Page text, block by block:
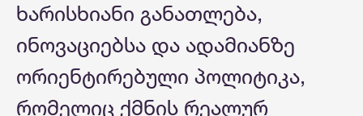
ხარისხიანი განათლება,
ინოვაციებსა და ადამიანზე
ორიენტირებული პოლიტიკა,
რომელიც ქმნის რეალურ